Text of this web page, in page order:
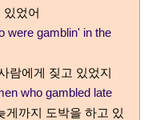
었어
were gamblin' in the
람에게 짖고 있었지
who gambled late
게까지 도박을 하고 있